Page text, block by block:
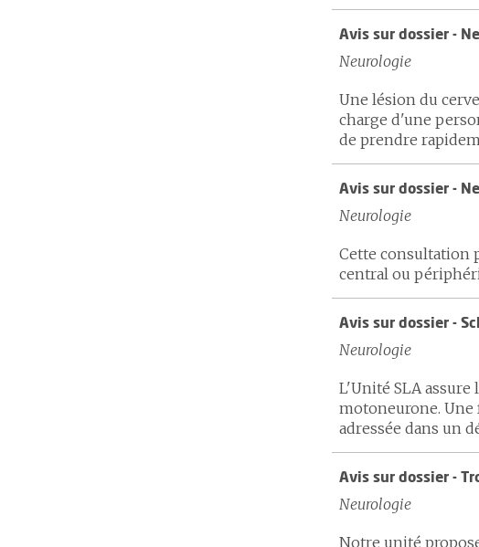
Avis sur dossier -
Neurologie
Une lésion du
charge d'une
de prendre
Avis sur dossier -
Neurologie
Cette consultation
central ou
Avis sur dossier -
Neurologie
L'Unité SLA
motoneurone. Une
adressée dans un
Avis sur dossier -
Neurologie
Notre unité